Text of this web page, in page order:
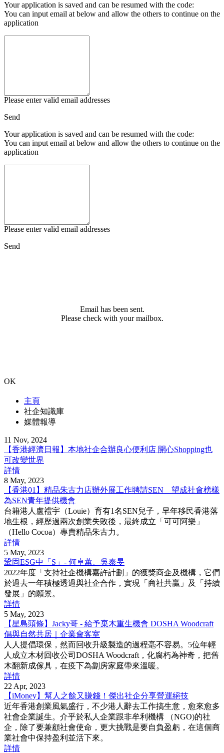
Your application is saved and can be resumed with the code:
You can input email at below and allow the others to continue on the
application
Please enter valid email addresses
Send
Your application is saved and can be resumed with the code:
You can input email at below and allow the others to continue on the
application
Please enter valid email addresses
Send
Email has been sent.
Please check with your mailbox.
OK
主頁
社企知識庫
媒體報導
11 Nov, 2024
【香港經濟日報】本地社企合辦良心便利店 開心Shopping也
可改變世界
詳情
8 May, 2023
【香港01】精品朱古力店辦外展工作聘請SEN 望成社會榜樣
為SEN青年提供機會
台籍港人盧禮宇（Louie）育有1名SEN兒子，早年移民香港落
地生根，經歷過兩次創業失敗後，最終成立「可可阿樂」
（Hello Cocoa）專賣精品朱古力。
詳情
5 May, 2023
鞏固ESG中「S」- 何卓蕙、吳泰旻
2022年度「支持社企機構嘉許計劃」的獲獎商企及機構，它們
於過去一年積極透過與社企合作，實現「商社共贏」及「持續
發展」的願景。
詳情
5 May, 2023
【星島頭條】Jacky哥 - 給予棄木重生機會 DOSHA Woodcraft
倡與自然共居｜企業會客室
人人提倡環保，然而回收升級製造的過程毫不容易。5位年輕
人成立木材回收公司DOSHA Woodcraft，化腐朽為神奇，把舊
木翻新成傢具，在疫下為劏房家庭帶來溫暖。
詳情
22 Apr, 2023
【iMoney】幫人之餘又賺錢！傑出社企分享營運絕技
近年香港創業風氣盛行，不少港人辭去工作搞生意，愈來愈多
社會企業誕生。介乎於私人企業跟非牟利機構 （NGO)的社
企，除了要兼顧社會使命，更大挑戰是要自負盈虧，在這個商
業社會中保持盈利並活下來。
詳情